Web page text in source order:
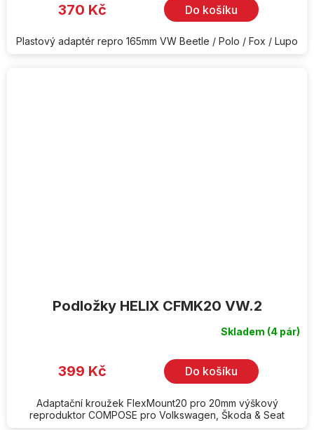
370 Kč Do košíku
Plastový adaptér repro 165mm VW Beetle / Polo / Fox / Lupo
Podložky HELIX CFMK20 VW.2
Skladem (4 pár)
399 Kč Do košíku
Adaptační kroužek FlexMount20 pro 20mm výškový
reproduktor COMPOSE pro Volkswagen, Škoda & Seat